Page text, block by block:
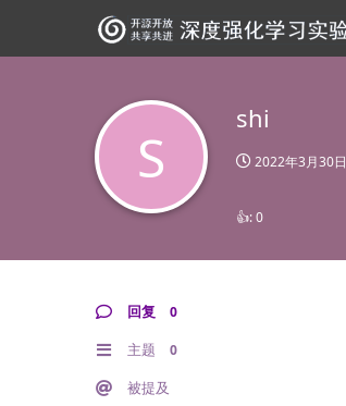
S
shi
2022年3月30日
👍:0
回复 0
主题 0
被提及